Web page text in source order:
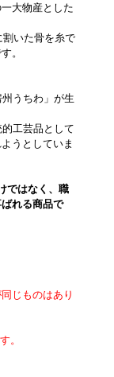
大物産とした
いた骨を糸で
。
うちわ」が生
工芸品として
うとしていま
ではなく、職
れる商品で
じものはあり
。